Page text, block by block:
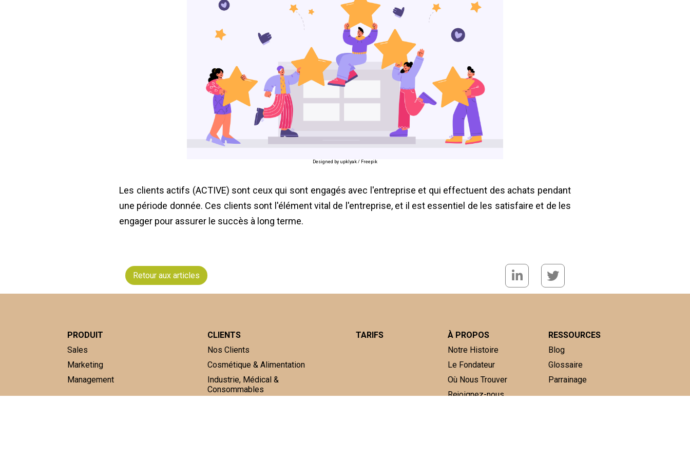
Designed by upklyak / Freepik
Les clients actifs (ACTIVE) sont ceux qui sont engagés avec l'entreprise et qui effectuent des achats pendant
une période donnée. Ces clients sont l'élément vital de l'entreprise, et il est essentiel de les satisfaire et de les
engager pour assurer le succès à long terme.
Retour aux articles
PRODUIT
Sales
Marketing
Management
CLIENTS
Nos Clients
Cosmétique & Alimentation
Industrie, Médical &
Consommables
TARIFS
À PROPOS
Notre Histoire
Le Fondateur
Où Nous Trouver
Rejoignez-nous
RESSOURCES
Blog
Glossaire
Parrainage